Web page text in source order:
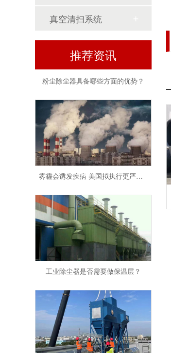
真空清扫系统
推荐资讯
雾霾会诱发疾病 美国拟执行更严格空气质量标准
工业除尘器是否需要做保温层？